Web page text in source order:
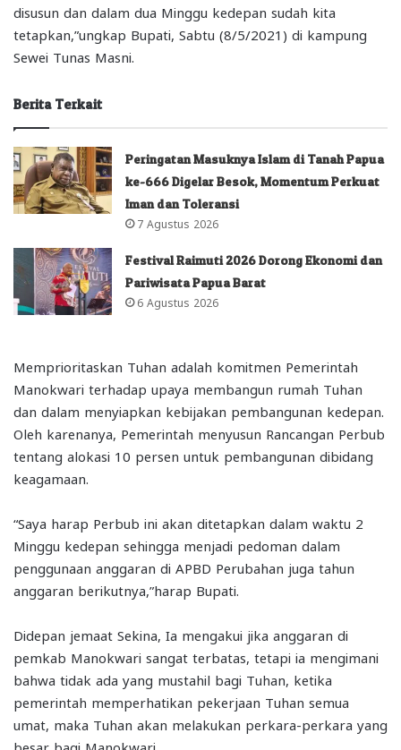
disusun dan dalam dua Minggu kedepan sudah kita
tetapkan,”ungkap Bupati, Sabtu (8/5/2021) di kampung
Sewei Tunas Masni.
Berita Terkait
Peringatan Masuknya Islam di Tanah Papua
ke-666 Digelar Besok, Momentum Perkuat
Iman dan Toleransi
7 Agustus 2026
Festival Raimuti 2026 Dorong Ekonomi dan
Pariwisata Papua Barat
6 Agustus 2026
Memprioritaskan Tuhan adalah komitmen Pemerintah
Manokwari terhadap upaya membangun rumah Tuhan
dan dalam menyiapkan kebijakan pembangunan kedepan.
Oleh karenanya, Pemerintah menyusun Rancangan Perbub
tentang alokasi 10 persen untuk pembangunan dibidang
keagamaan.
“Saya harap Perbub ini akan ditetapkan dalam waktu 2
Minggu kedepan sehingga menjadi pedoman dalam
penggunaan anggaran di APBD Perubahan juga tahun
anggaran berikutnya,”harap Bupati.
Didepan jemaat Sekina, Ia mengakui jika anggaran di
pemkab Manokwari sangat terbatas, tetapi ia mengimani
bahwa tidak ada yang mustahil bagi Tuhan, ketika
pemerintah memperhatikan pekerjaan Tuhan semua
umat, maka Tuhan akan melakukan perkara-perkara yang
besar bagi Manokwari.